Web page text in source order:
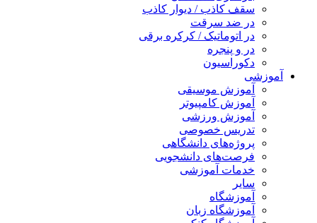
سقف کاذب / دیوار کاذب
در ضد سرقت
در اتوماتیک / کرکره برقی
در و پنجره
دکوراسیون
آموزشی
آموزش موسیقی
آموزش کامپیوتر
آموزش ورزشی
تدریس خصوصی
پروژه‌های دانشگاهی
فرصت‌های دانشجویی
خدمات آموزشی
سایر
آموزشگاه
آموزشگاه زبان